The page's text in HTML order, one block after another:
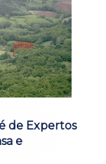
de Expertos
e